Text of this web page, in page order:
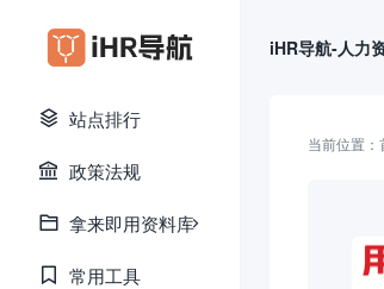
站点排行
政策法规
拿来即用资料库
常用工具
iHR导航-人力
当前位置：